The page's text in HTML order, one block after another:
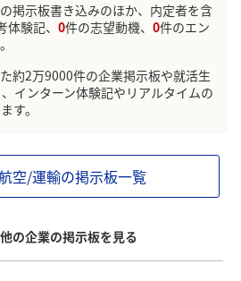
掲示板書き込みのほか、内定者を含
験記、 0件の志望動機、 0件のエン
約2万9000件の企業掲示板や就活生
インターン体験記やリアルタイムの
す。
空/運輸の掲示板一覧
の企業の掲示板を見る